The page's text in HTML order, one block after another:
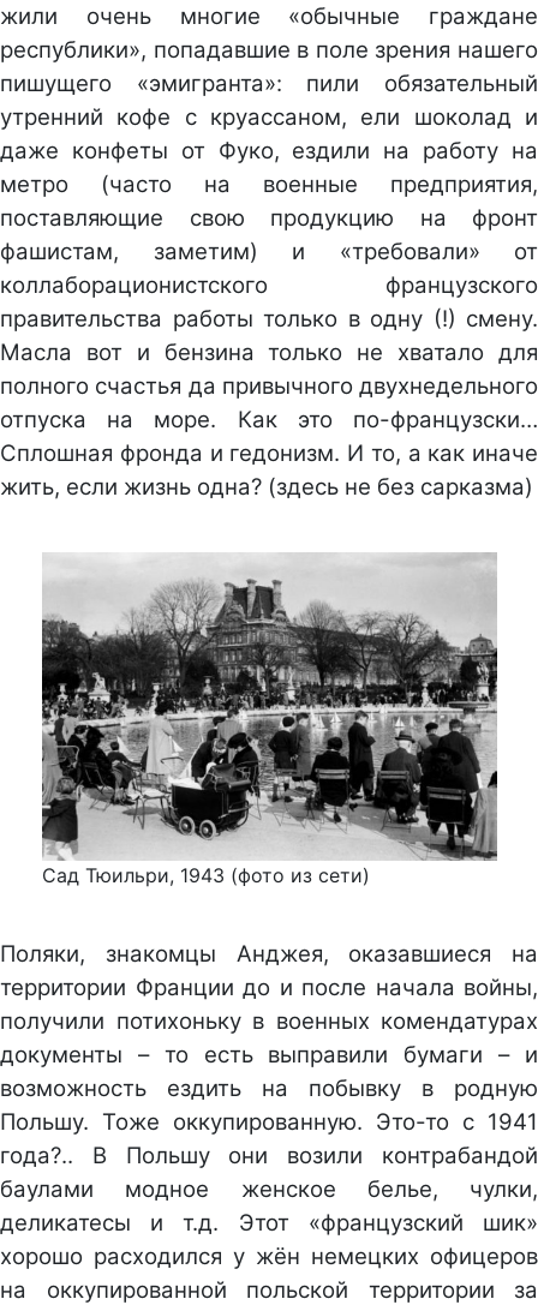
жили очень многие «обычные граждане
республики», попадавшие в поле зрения нашего
пишущего «эмигранта»: пили обязательный
утренний кофе с круассаном, ели шоколад и
даже конфеты от Фуко, ездили на работу на
метро (часто на военные предприятия,
поставляющие свою продукцию на фронт
фашистам, заметим) и «требовали» от
коллаборационистского французского
правительства работы только в одну (!) смену.
Масла вот и бензина только не хватало для
полного счастья да привычного двухнедельного
отпуска на море. Как это по-французски…
Сплошная фронда и гедонизм. И то, а как иначе
жить, если жизнь одна? (здесь не без сарказма)
Сад Тюильри, 1943 (фото из сети)
Поляки, знакомцы Анджея, оказавшиеся на
территории Франции до и после начала войны,
получили потихоньку в военных комендатурах
документы – то есть выправили бумаги – и
возможность ездить на побывку в родную
Польшу. Тоже оккупированную. Это-то с 1941
года?.. В Польшу они возили контрабандой
баулами модное женское белье, чулки,
деликатесы и т.д. Этот «французский шик»
хорошо расходился у жён немецких офицеров
на оккупированной польской территории за